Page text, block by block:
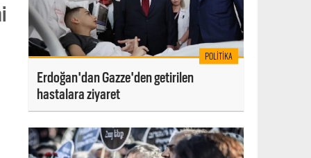
POLITIKA
Erdoğan'dan Gazze'den getirilen
hastalara ziyaret